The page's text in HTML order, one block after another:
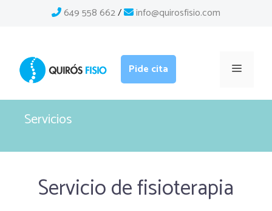
649 558 662/ info@quirosfisio.com
Pide cita Menú
Servicios
Servicio de fisioterapia